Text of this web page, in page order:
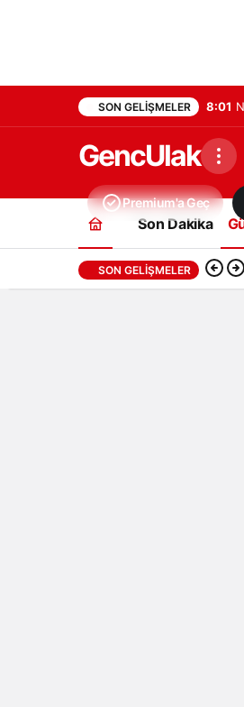
SON GELIŞMELER 8:01
GencUlak
Premium'a Geç
Son Dakika
SON GELIŞMELER